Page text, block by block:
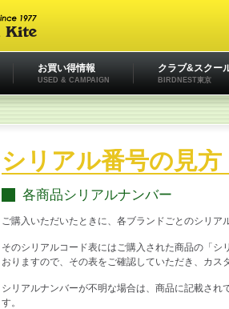
お買い得情報
USED & CAMPAIGN
クラブ&スクー
BIRDNEST東京
シリアル番号の見方
各商品シリアルナンバー
ご購入いただいたときに、各ブランドごとのシリア
そのシリアルコード表にはご購入された商品の「
おりますので、その表をご確認していただき、カス
シリアルナンバーが不明な場合は、商品に記載さ
す。